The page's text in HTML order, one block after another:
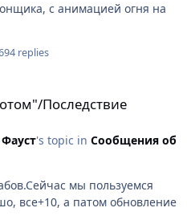
с анимацией огня на
replies
Последствие
Фауст's topic in Сообщения об
мы пользуемся
все+10, а патом обновление